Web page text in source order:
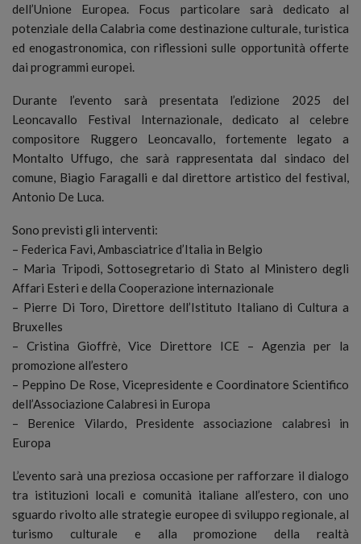
dell’Unione Europea. Focus particolare sarà dedicato al
potenziale della Calabria come destinazione culturale, turistica
ed enogastronomica, con riflessioni sulle opportunità offerte
dai programmi europei.
Durante l’evento sarà presentata l’edizione 2025 del
Leoncavallo Festival Internazionale, dedicato al celebre
compositore Ruggero Leoncavallo, fortemente legato a
Montalto Uffugo, che sarà rappresentata dal sindaco del
comune, Biagio Faragalli e dal direttore artistico del festival,
Antonio De Luca.
Sono previsti gli interventi:
– Federica Favi, Ambasciatrice d’Italia in Belgio
– Maria Tripodi, Sottosegretario di Stato al Ministero degli
Affari Esteri e della Cooperazione internazionale
– Pierre Di Toro, Direttore dell’Istituto Italiano di Cultura a
Bruxelles
– Cristina Gioffrè, Vice Direttore ICE – Agenzia per la
promozione all’estero
– Peppino De Rose, Vicepresidente e Coordinatore Scientifico
dell’Associazione Calabresi in Europa
– Berenice Vilardo, Presidente associazione calabresi in
Europa
L’evento sarà una preziosa occasione per rafforzare il dialogo
tra istituzioni locali e comunità italiane all’estero, con uno
sguardo rivolto alle strategie europee di sviluppo regionale, al
turismo culturale e alla promozione della realtà